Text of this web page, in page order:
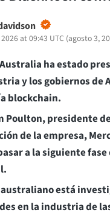
at 09:43 UTC (agosto 3,
ha estado
y los gobiernos de
blockchain.
Poulton, presidente
de la empresa,
a la siguiente
está
en la industria de